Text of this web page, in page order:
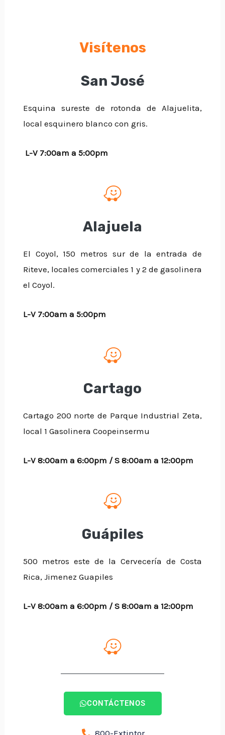
Visítenos
San José
Esquina sureste de rotonda de Alajuelita,
local esquinero blanco con gris.
L-V 7:00am a 5:00pm
Alajuela
El Coyol, 150 metros sur de la entrada de
Riteve, locales comerciales 1 y 2 de gasolinera
el Coyol.
L-V 7:00am a 5:00pm
Cartago
Cartago 200 norte de Parque Industrial Zeta,
local 1 Gasolinera Coopeinsermu
L-V 8:00am a 6:00pm / S 8:00am a 12:00pm
Guápiles
500 metros este de la Cervecería de Costa
Rica, Jimenez Guapiles
L-V 8:00am a 6:00pm / S 8:00am a 12:00pm
CONTÁCTENOS